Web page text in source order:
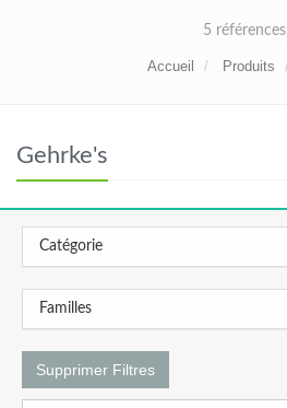
5 références
Accueil Produits
Gehrke's
Catégorie
Familles
Supprimer Filtres